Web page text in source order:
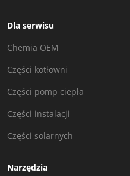
Dla serwisu
Chemia OEM
Części kotłowni
Części pomp ciepła
Części instalacji
Części solarnych
Narzędzia